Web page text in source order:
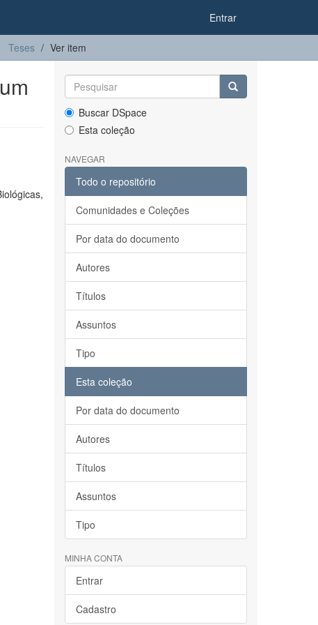
Entrar
Teses Ver item
Buscar DSpace
Esta coleção
NAVEGAR
Todo o repositório
Comunidades e Coleções
Por data do documento
Autores
Títulos
Assuntos
Tipo
Esta coleção
Por data do documento
Autores
Títulos
Assuntos
Tipo
MINHA CONTA
Entrar
Cadastro